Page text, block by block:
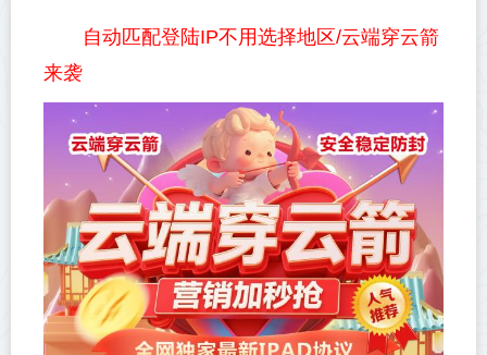
自动匹配登陆IP不用选择地区/云端穿云箭
来袭